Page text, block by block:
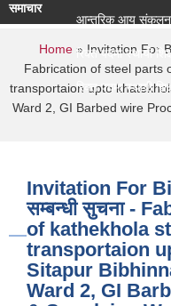
समाचार
आन्तरिक आय संकलनको
रिक्त पदमा स्थायी
रिक्त पदमा स्थायी
You are here
Home» Invitation For
Fabrication of steel parts
transportaion upto
Ward 2, GI Barbed wire
Invitation For
सम्बन्धी सुचना -
of kathekhola
transportaion
Sitapur
Ward 2, GI